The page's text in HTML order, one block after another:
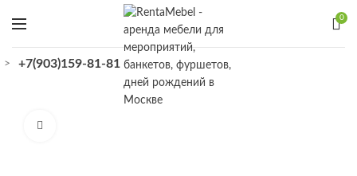
0
> +7(903)159-81-81
КАТАЛОГ